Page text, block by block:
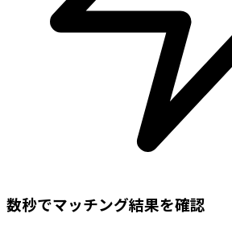
数秒でマッチング結果を確認